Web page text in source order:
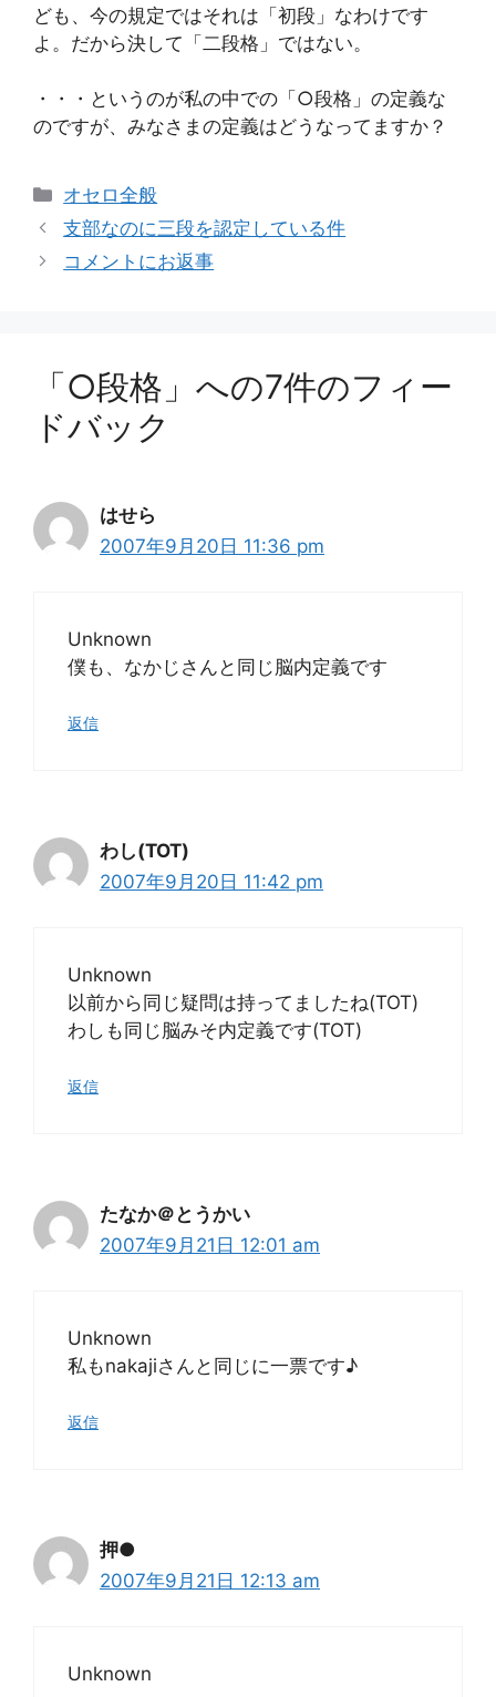
ども、今の規定ではそれは「初段」なわけです
よ。だから決して「二段格」ではない。
・・・というのが私の中での「○段格」の定義な
のですが、みなさまの定義はどうなってますか？
カ
テ
リ
オセロ全般
支部なのに三段を認定している件
コメントにお返事
「○段格」への7件のフィー
ドバック
はせら
2007年9月20日 11:36 pm
Unknown
僕も、なかじさんと同じ脳内定義です
返信
わし(TOT)
2007年9月20日 11:42 pm
Unknown
以前から同じ疑問は持ってましたね(TOT)
わしも同じ脳みそ内定義です(TOT)
返信
たなか＠とうかい
2007年9月21日 12:01 am
Unknown
私もnakajiさんと同じに一票です♪
返信
押●
2007年9月21日 12:13 am
Unknown